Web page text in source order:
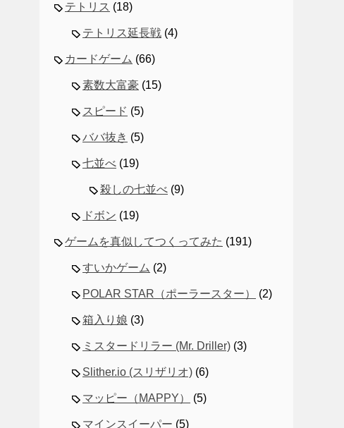
テトリス (18)
テトリス延長戦 (4)
カードゲーム (66)
素数大富豪 (15)
スピード (5)
ババ抜き (5)
七並べ (19)
殺しの七並べ (9)
ドボン (19)
ゲームを真似してつくってみた (191)
すいかゲーム (2)
POLAR STAR（ポーラースター） (2)
箱入り娘 (3)
ミスタードリラー (Mr. Driller) (3)
Slither.io (スリザリオ) (6)
マッピー（MAPPY） (5)
マインスイーパー (5)